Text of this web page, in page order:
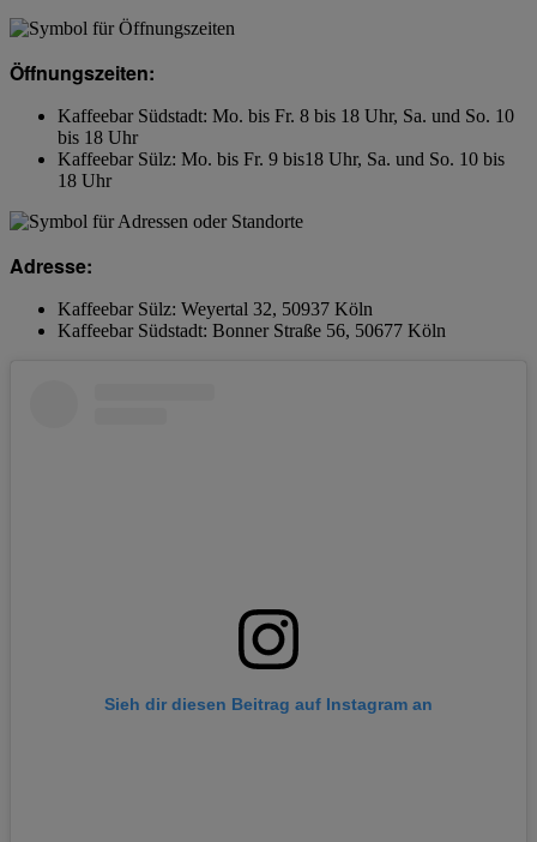
Öffnungszeiten:
Kaffeebar Südstadt: Mo. bis Fr. 8 bis 18 Uhr, Sa. und So. 10
bis 18 Uhr
Kaffeebar Sülz: Mo. bis Fr. 9 bis18 Uhr, Sa. und So. 10 bis
18 Uhr
Adresse:
Kaffeebar Sülz: Weyertal 32, 50937 Köln
Kaffeebar Südstadt: Bonner Straße 56, 50677 Köln
Sieh dir diesen Beitrag auf Instagram an